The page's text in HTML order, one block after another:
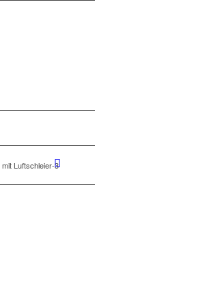
Luftschleier-3